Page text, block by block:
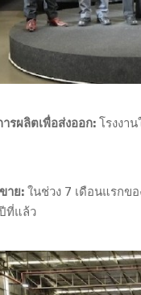
ารผลิตเพื่อส่งออก: โรงงา
าย: ในช่วง 7 เดือนแรกข
ที่แล้ว